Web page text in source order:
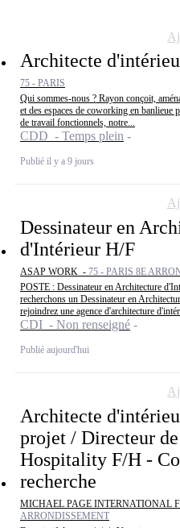
Architecte
75 - PARIS
Qui sommes-nous ? Rayon conçoit,
et des espaces de coworking en banlieue
de travail fonctionnels, notre...
CDD - Temps plein
Publié il y a 9 jours
Dessinateur en
d'Intérieur H/F
ASAP WORK - 75 - PARIS 8E
POSTE : Dessinateur en Architecture
recherchons un Dessinateur en
rejoindrez une agence d'architecture
CDI - Non renseigné
Publié aujourd'hui
Architecte
projet / Directeur
Hospitality F/H -
recherche
MICHAEL PAGE INTERNATIONAL
ARRONDISSEMENT